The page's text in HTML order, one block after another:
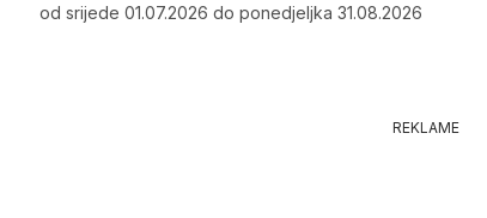
od srijede 01.07.2026 do ponedjeljka 31.08.2026
REKLAME